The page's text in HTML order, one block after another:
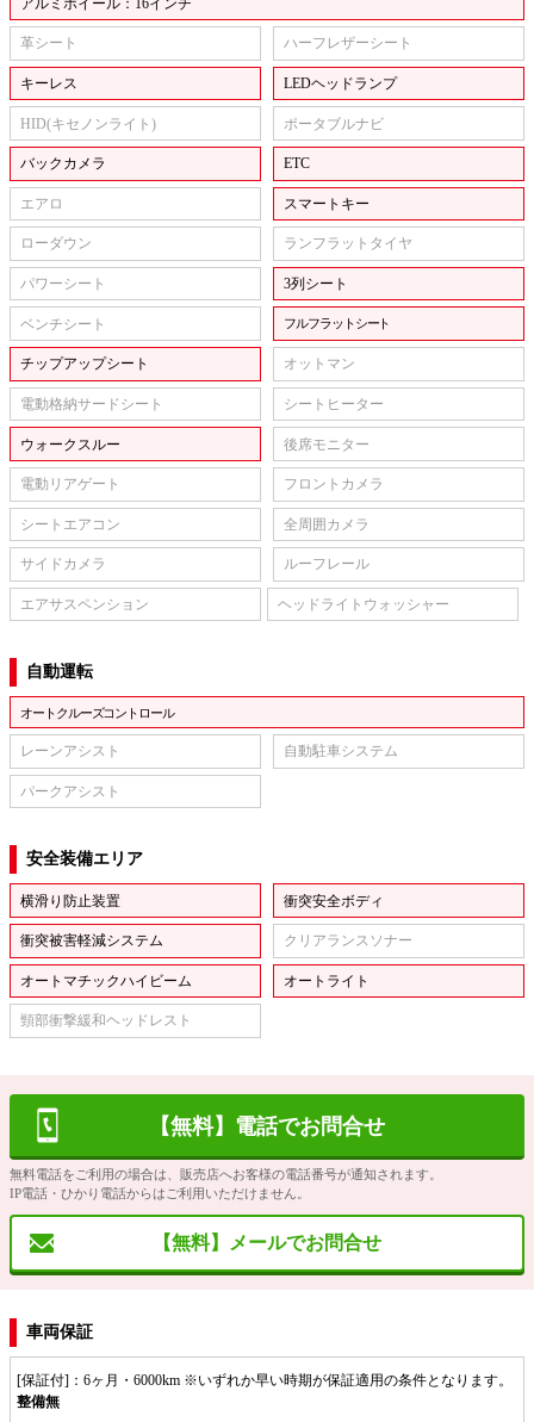
革シート ハーフレザーシート
キーレス LEDヘッドランプ
HID(キセノンライト) ポータブルナビ
バックカメラ ETC
エアロ スマートキー
ローダウン ランフラットタイヤ
パワーシート 3列シート
ベンチシート フルフラットシート
チップアップシート オットマン
電動格納サードシート シートヒーター
ウォークスルー 後席モニター
電動リアゲート フロントカメラ
シートエアコン 全周囲カメラ
サイドカメラ ルーフレール
エアサスペンション ヘッドライトウォッシャー
自動運転
オートクルーズコントロール
レーンアシスト 自動駐車システム
パークアシスト
安全装備エリア
横滑り防止装置 衝突安全ボディ
衝突被害軽減システム クリアランスソナー
オートマチックハイビーム オートライト
頸部衝撃緩和ヘッドレスト
【無料】電話でお問合せ
無料電話をご利用の場合は、販売店へお客様の電話番号が通知されます。
IP電話・ひかり電話からはご利用いただけません。
【無料】メールでお問合せ
車両保証
[保証付]：6ヶ月・6000km ※いずれか早い時期が保証適用の条件となります。
整備無